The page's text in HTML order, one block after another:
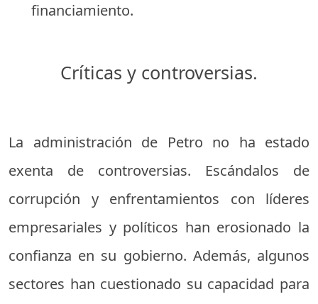
financiamiento.
Críticas y controversias.
La administración de Petro no ha estado
exenta de controversias. Escándalos de
corrupción y enfrentamientos con líderes
empresariales y políticos han erosionado la
confianza en su gobierno. Además, algunos
sectores han cuestionado su capacidad para